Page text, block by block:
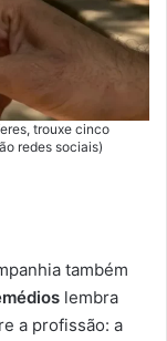
trouxe cinco
redes sociais)
também
lembra
a profissão: a